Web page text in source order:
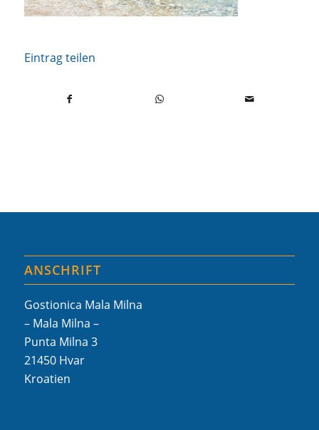
Eintrag teilen
ANSCHRIFT
Gostionica Mala Milna
– Mala Milna –
Punta Milna 3
21450 Hvar
Kroatien